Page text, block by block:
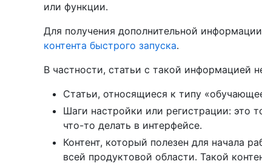
или функции.
Для получения дополнительной
контента быстрого запуска.
В частности, статьи с такой информацией
Статьи, относящиеся к типу
Шаги настройки или регистрации: это
что-то делать в интерфейсе.
Контент, который полезен для начала
всей продуктовой области. Такой